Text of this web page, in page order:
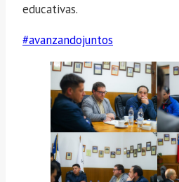
educativas.
#avanzandojuntos